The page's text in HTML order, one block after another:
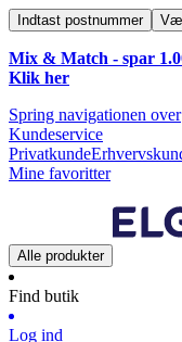
Indtast postnummer
Mix & Match - spar
Klik her
Spring navigationen over
Kundeservice
Privatkunde
Mine favoritter
Alle produkter
Find butik
Log ind